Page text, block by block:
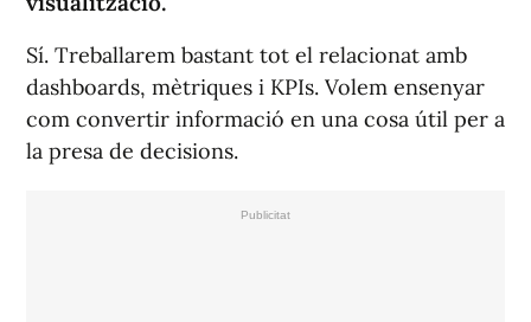
Sí. Treballarem bastant tot el relacionat amb
dashboards, mètriques i KPIs. Volem ensenyar
com convertir informació en una cosa útil per a
la presa de decisions.